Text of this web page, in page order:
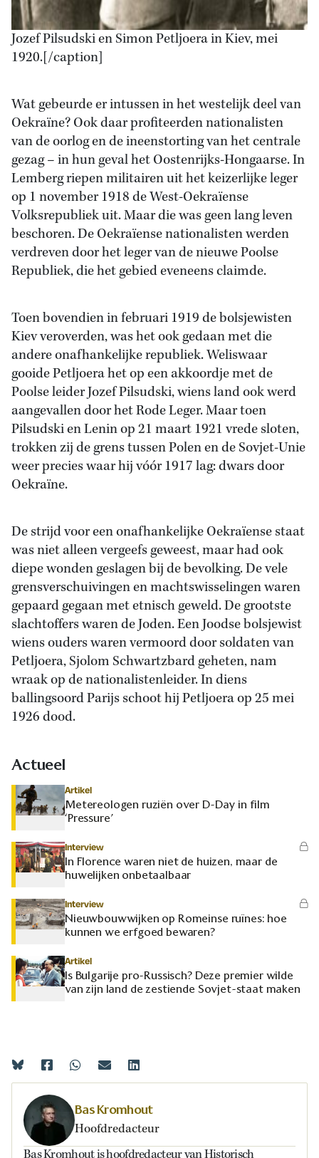
Jozef Pilsudski en Simon Petljoera in Kiev, mei
1920.[/caption]
Wat gebeurde er intussen in het westelijk deel van
Oekraïne? Ook daar profiteerden nationalisten
van de oorlog en de ineenstorting van het centrale
gezag – in hun geval het Oostenrijks-Hongaarse. In
Lemberg riepen militairen uit het keizerlijke leger
op 1 november 1918 de West-Oekraïense
Volksrepubliek uit. Maar die was geen lang leven
beschoren. De Oekraïense nationalisten werden
verdreven door het leger van de nieuwe Poolse
Republiek, die het gebied eveneens claimde.
Toen bovendien in februari 1919 de bolsjewisten
Kiev veroverden, was het ook gedaan met die
andere onafhankelijke republiek. Weliswaar
gooide Petljoera het op een akkoordje met de
Poolse leider Jozef Pilsudski, wiens land ook werd
aangevallen door het Rode Leger. Maar toen
Pilsudski en Lenin op 21 maart 1921 vrede sloten,
trokken zij de grens tussen Polen en de Sovjet-Unie
weer precies waar hij vóór 1917 lag: dwars door
Oekraïne.
De strijd voor een onafhankelijke Oekraïense staat
was niet alleen vergeefs geweest, maar had ook
diepe wonden geslagen bij de bevolking. De vele
grensverschuivingen en machtswisselingen waren
gepaard gegaan met etnisch geweld. De grootste
slachtoffers waren de Joden. Een Joodse bolsjewist
wiens ouders waren vermoord door soldaten van
Petljoera, Sjolom Schwartzbard geheten, nam
wraak op de nationalistenleider. In diens
ballingsoord Parijs schoot hij Petljoera op 25 mei
1926 dood.
Actueel
Artikel
Metereologen ruziën over D-Day in film
‘Pressure’
Interview
In Florence waren niet de huizen, maar de
huwelijken onbetaalbaar
Interview
Nieuwbouwwijken op Romeinse ruïnes: hoe
kunnen we erfgoed bewaren?
Artikel
Is Bulgarije pro-Russisch? Deze premier wilde
van zijn land de zestiende Sovjet-staat maken
Bas Kromhout
Hoofdredacteur